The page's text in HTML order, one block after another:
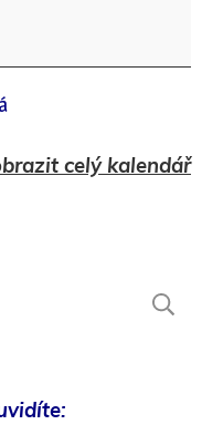
celý kalendář